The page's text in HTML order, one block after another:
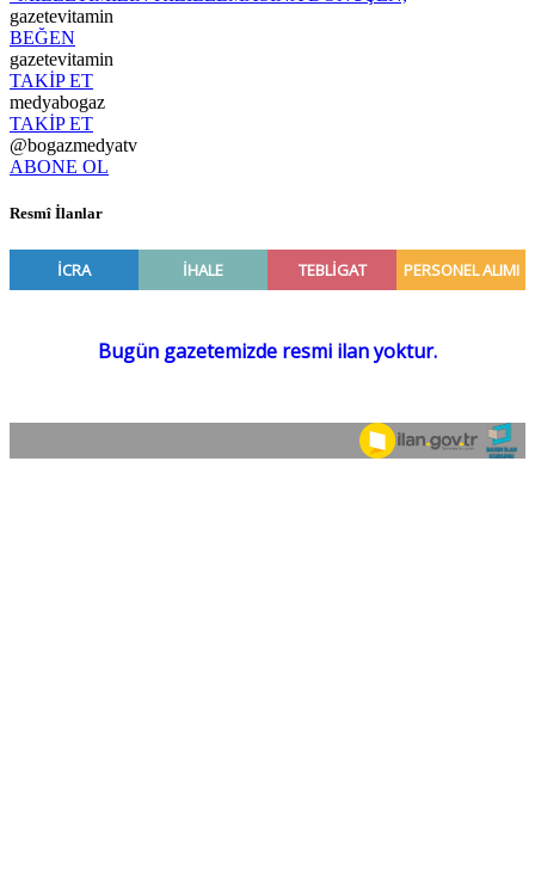
gazetevitamin
BEĞEN
gazetevitamin
TAKİP ET
medyabogaz
TAKİP ET
@bogazmedyatv
ABONE OL
Resmî İlanlar